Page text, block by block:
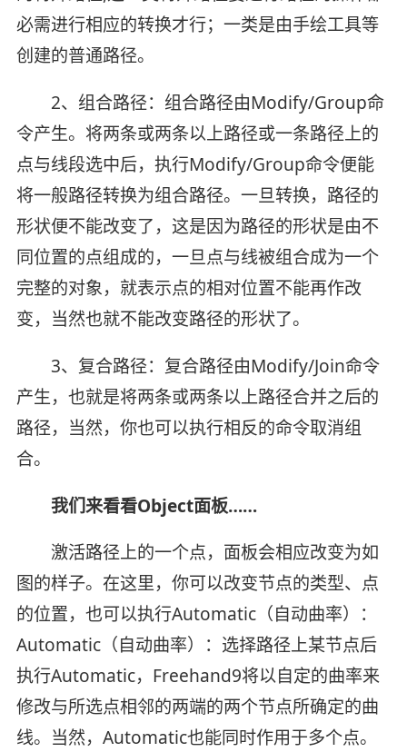
必需进行相应的转换才行；一类是由手绘工具等
创建的普通路径。
2、组合路径：组合路径由Modify/Group命
令产生。将两条或两条以上路径或一条路径上的
点与线段选中后，执行Modify/Group命令便能
将一般路径转换为组合路径。一旦转换，路径的
形状便不能改变了，这是因为路径的形状是由不
同位置的点组成的，一旦点与线被组合成为一个
完整的对象，就表示点的相对位置不能再作改
变，当然也就不能改变路径的形状了。
3、复合路径：复合路径由Modify/Join命令
产生，也就是将两条或两条以上路径合并之后的
路径，当然，你也可以执行相反的命令取消组
合。
我们来看看Object面板……
激活路径上的一个点，面板会相应改变为如
图的样子。在这里，你可以改变节点的类型、点
的位置，也可以执行Automatic（自动曲率）：
Automatic（自动曲率）：选择路径上某节点后
执行Automatic，Freehand9将以自定的曲率来
修改与所选点相邻的两端的两个节点所确定的曲
线。当然，Automatic也能同时作用于多个点。